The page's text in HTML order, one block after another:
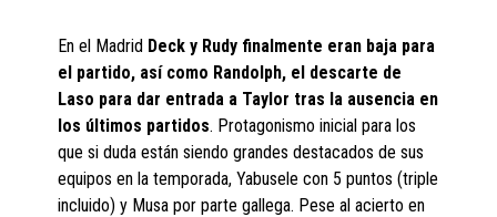
En el Madrid Deck y Rudy finalmente eran baja para
el partido, así como Randolph, el descarte de
Laso para dar entrada a Taylor tras la ausencia en
los últimos partidos. Protagonismo inicial para los
que si duda están siendo grandes destacados de sus
equipos en la temporada, Yabusele con 5 puntos (triple
incluido) y Musa por parte gallega. Pese al acierto en